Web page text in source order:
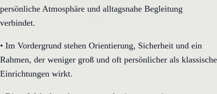
persönliche Atmosphäre und alltagsnahe Begleitung
verbindet.
• Im Vordergrund stehen Orientierung, Sicherheit und ein
Rahmen, der weniger groß und oft persönlicher als klassische
Einrichtungen wirkt.